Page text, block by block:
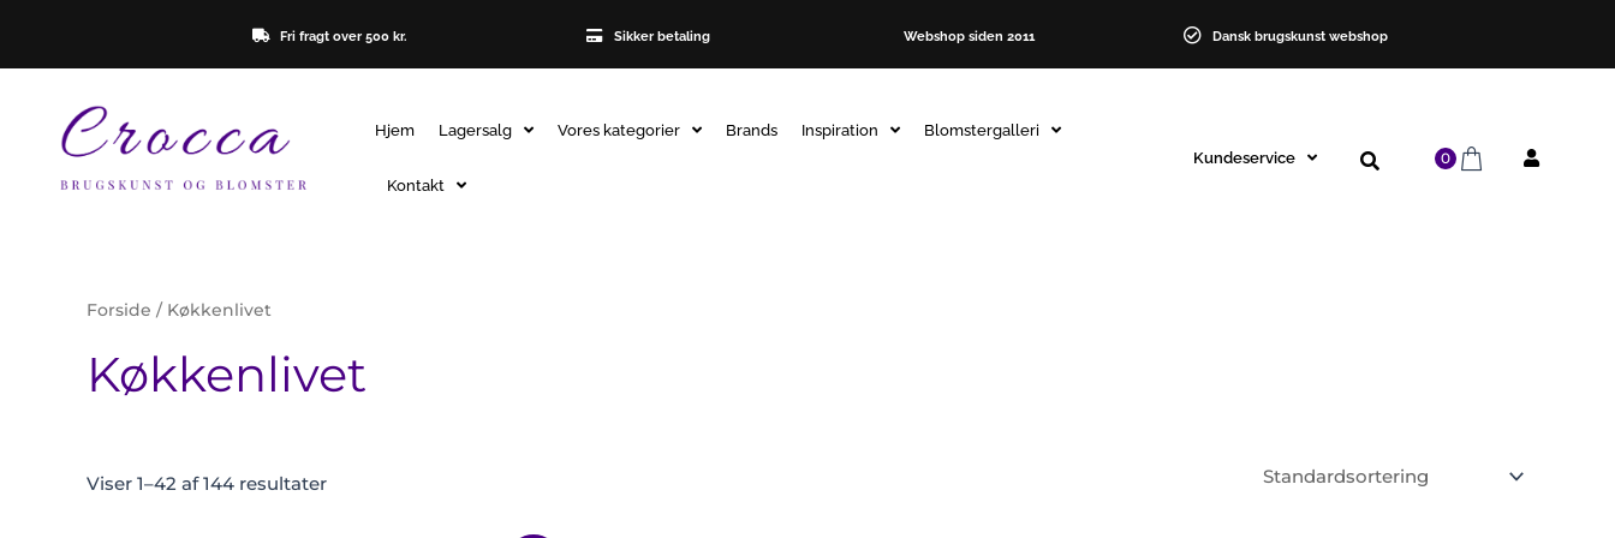
indholdet
Fri fragt over 500 kr. Sikker betaling Webshop siden 2011 Dansk brugskunst webshop
Hjem Lagersalg Vores kategorier Brands Inspiration Blomstergalleri
Kontakt
Kundeservice 0
Forside / Køkkenlivet
Køkkenlivet
Viser 1–42 af 144 resultater